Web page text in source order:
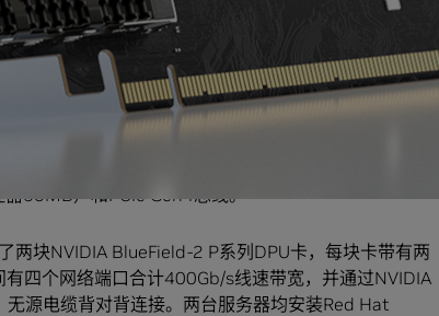
有存储产品创造的1000万IOPS世界纪录的4倍多。这一
Proliant DL380 Gen 10 Plus服务器实现的，其
台作为存储系统（存储target）。
60MB）和PCIe Gen4总线。
两块NVIDIA BlueField-2 P系列DPU卡，每块卡带有两
四个网络端口合计400Gb/s线速带宽，并通过NVIDIA
源电缆背对背连接。两台服务器均安装Red Hat